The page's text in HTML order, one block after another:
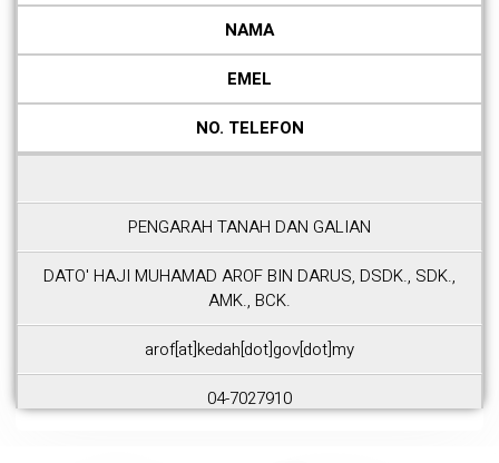
NAMA
EMEL
NO. TELEFON
PENGARAH TANAH DAN GALIAN
DATO' HAJI MUHAMAD AROF BIN DARUS, DSDK., SDK.,
AMK., BCK.
arof[at]kedah[dot]gov[dot]my
04-7027910